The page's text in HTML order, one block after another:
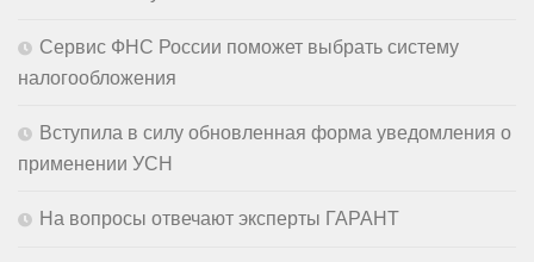
Сервис ФНС России поможет выбрать систему
налогообложения
Вступила в силу обновленная форма уведомления о
применении УСН
На вопросы отвечают эксперты ГАРАНТ